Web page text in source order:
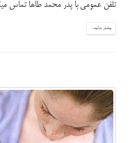
تلفن عمومی با پدر محمد طاها تماس
بیشتر بدانید...